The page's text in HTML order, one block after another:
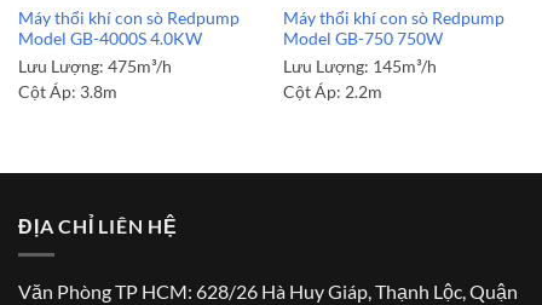
Máy thổi khí con sò Redpump
Model GB-4000S 4.0KW
Lưu Lượng: 475m³/h
Cột Áp: 3.8m
Máy thổi khí con sò Redpump
Model GB-750 750W
Lưu Lượng: 145m³/h
Cột Áp: 2.2m
ĐỊA CHỈ LIÊN HỆ
Văn Phòng TP HCM: 628/26 Hà Huy Giáp, Thạnh Lộc, Quận